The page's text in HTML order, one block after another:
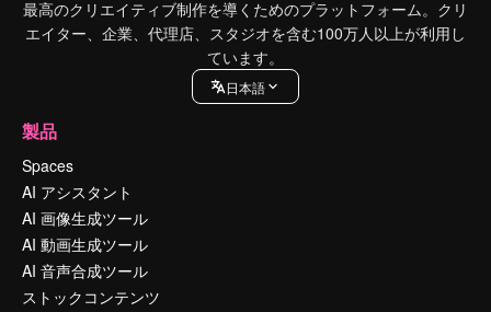
最高のクリエイティブ制作を導くためのプラットフォーム。クリ
エイター、企業、代理店、スタジオを含む100万人以上が利用し
ています。
日本語
製品
Spaces
AI アシスタント
AI 画像生成ツール
AI 動画生成ツール
AI 音声合成ツール
ストックコンテンツ